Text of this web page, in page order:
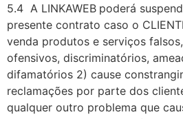
5.4 A LINKAWEB poderá
presente contrato caso o
venda produtos e serviços
ofensivos, discriminatórios,
difamatórios 2) cause
reclamações por parte dos
qualquer outro problema que